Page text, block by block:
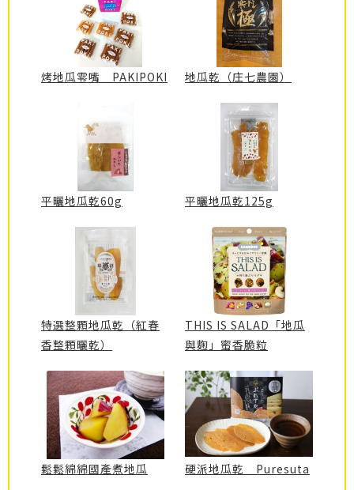
烤地瓜零嘴 PAKIPOKI 地瓜乾（庄七農園）
平曬地瓜乾60g 平曬地瓜乾125g
特選整顆地瓜乾（紅春
香整顆曬乾）
THIS IS SALAD「地瓜
與麴」蜜香脆粒
鬆鬆綿綿國產煮地瓜 硬派地瓜乾 Puresuta